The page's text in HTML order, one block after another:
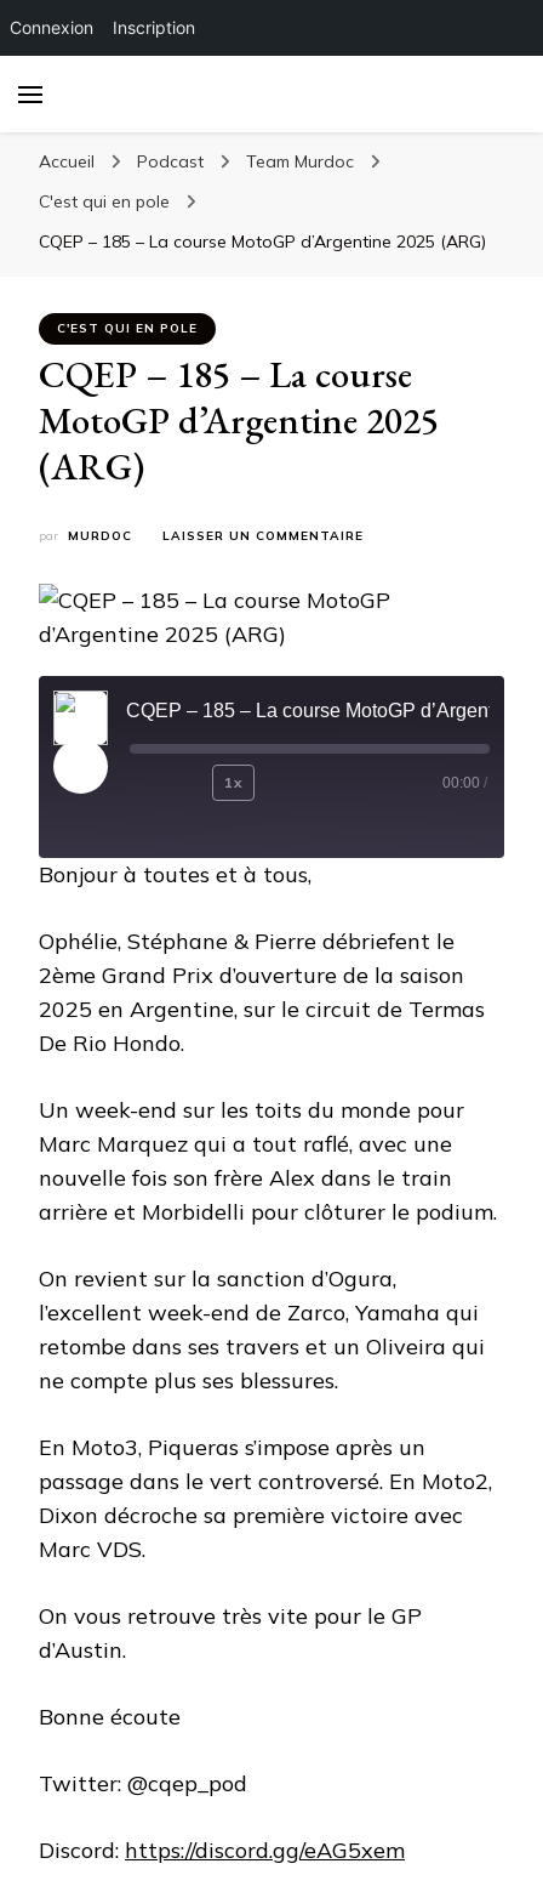
Connexion Inscription
Accueil Podcast
Team Murdoc
C'est qui en pole
CQEP – 185 – La course MotoGP d’Argentine 2025 (ARG)
C'EST QUI EN POLE
CQEP – 185 – La course
MotoGP d’Argentine 2025
(ARG)
par MURDOC LAISSER UN COMMENTAIRE
185
D’ARGENTINE
(ARG)
Play
Rewind
Seconds
1x 00:00 /
Bonjour à toutes et à tous,
Ophélie, Stéphane & Pierre débriefent le
2ème Grand Prix d’ouverture de la saison
2025 en Argentine, sur le circuit de Termas
De Rio Hondo.
Un week-end sur les toits du monde pour
Marc Marquez qui a tout raflé, avec une
nouvelle fois son frère Alex dans le train
arrière et Morbidelli pour clôturer le podium.
On revient sur la sanction d’Ogura,
l’excellent week-end de Zarco, Yamaha qui
retombe dans ses travers et un Oliveira qui
ne compte plus ses blessures.
En Moto3, Piqueras s’impose après un
passage dans le vert controversé. En Moto2,
Dixon décroche sa première victoire avec
Marc VDS.
On vous retrouve très vite pour le GP
d’Austin.
Bonne écoute
Twitter: @cqep_pod
Discord: https://discord.gg/eAG5xem